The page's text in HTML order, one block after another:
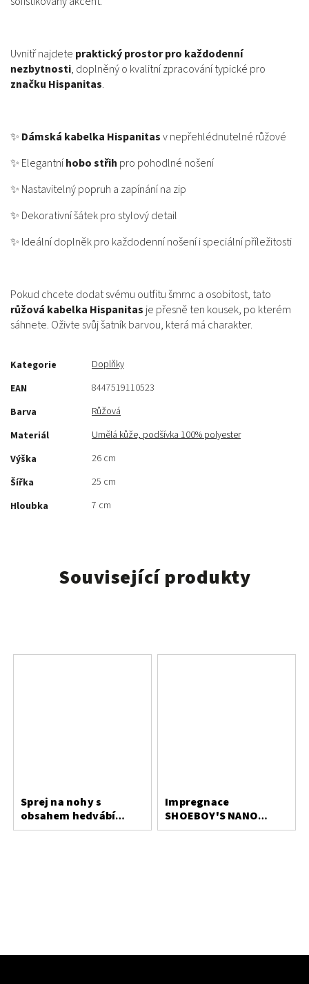
Uvnitř najdete praktický prostor pro každodenní
nezbytnosti, doplněný o kvalitní zpracování typické pro
značku Hispanitas.
✨ Dámská kabelka Hispanitasv nepřehlédnutelné růžové
✨ Elegantníhobo střih pro pohodlné nošení
✨ Nastavitelný popruh a zapínání na zip
✨ Dekorativní šátek pro stylový detail
✨ Ideální doplněk pro každodenní nošení i speciální příležitosti
Pokud chcete dodat svému outfitu šmrnc a osobitost, tato
růžová kabelka Hispanitas je přesně ten kousek, po kterém
sáhnete. Oživte svůj šatník barvou, která má charakter.
Kategorie
Doplňky
EAN
8447519110523
Barva
Růžová
Materiál
Umělá kůže, podšívka 100% polyester
Výška
26 cm
Šířka
25 cm
Hloubka
7 cm
Související produkty
Sprej na nohy s
obsahem hedvábí
Bergal
Impregnace
SHOEBOY'S NANO
PROTECT 400 ml